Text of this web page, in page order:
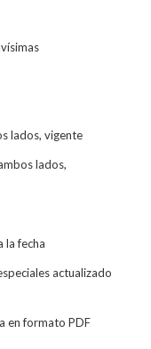
lados, vigente
lados,
la fecha
actualizado
en formato PDF